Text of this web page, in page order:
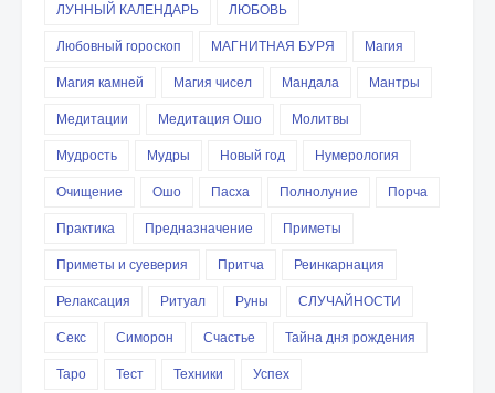
ЛУННЫЙ КАЛЕНДАРЬ
ЛЮБОВЬ
Любовный гороскоп
МАГНИТНАЯ БУРЯ
Магия
Магия камней
Магия чисел Мандала
Мантры
Медитации
Медитация Ошо
Молитвы
Мудрость
Мудры Новый год
Нумерология
Очищение
Ошо Пасха Полнолуние
Порча
Практика
Предназначение
Приметы
Приметы и суеверия
Притча
Реинкарнация
Релаксация
Ритуал Руны
СЛУЧАЙНОСТИ
Секс
Симорон Счастье
Тайна дня рождения
Таро
Тест Техники
Успех